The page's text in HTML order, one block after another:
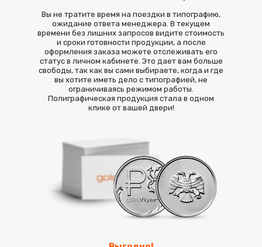
Вы не тратите время на поездки в типографию,
ожидание ответа менеджера. В текущем
времени без лишних запросов видите стоимость
и сроки готовности продукции, а после
оформления заказа можете отслеживать его
статус в личном кабинете. Это дает вам больше
свободы, так как вы сами выбираете, когда и где
вы хотите иметь дело с типографией, не
ограничиваясь режимом работы.
Полиграфическая продукция стала в одном
клике от вашей двери!